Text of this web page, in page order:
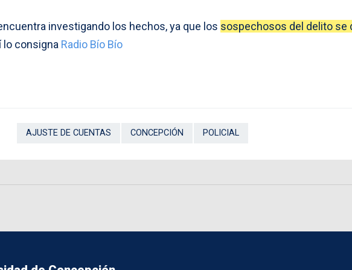
investigando los hechos, ya que los sospechosos del delito se
lo consigna Radio Bío Bío
AJUSTE DE CUENTAS CONCEPCIÓN POLICIAL